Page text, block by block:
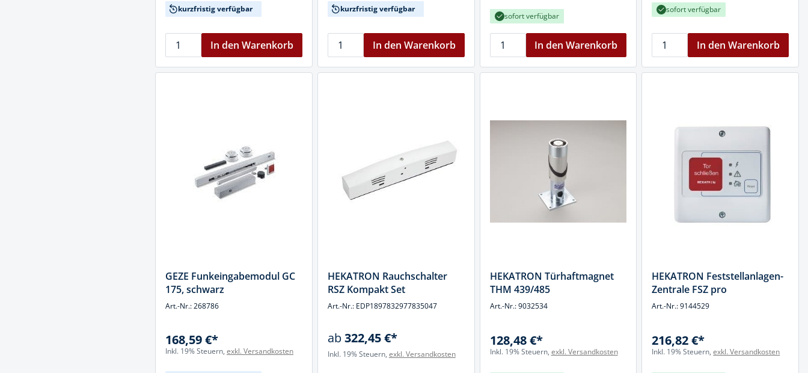
kurzfristig verfügbar
In den Warenkorb
kurzfristig verfügbar
In den Warenkorb
sofort verfügbar
In den Warenkorb
sofort verfügbar
In den Warenkorb
GEZE Funkeingabemodul GC
175, schwarz
Art.-Nr.: 268786
168,59 €*
Inkl. 19% Steuern, exkl. Versandkosten
HEKATRON Rauchschalter
RSZ Kompakt Set
Art.-Nr.: EDP1897832977835047
ab322,45 €*
Inkl. 19% Steuern, exkl. Versandkosten
HEKATRON Türhaftmagnet
THM 439/485
Art.-Nr.: 9032534
128,48 €*
Inkl. 19% Steuern, exkl. Versandkosten
HEKATRON Feststellanlagen-
Zentrale FSZ pro
Art.-Nr.: 9144529
216,82 €*
Inkl. 19% Steuern,exkl. Versandkosten